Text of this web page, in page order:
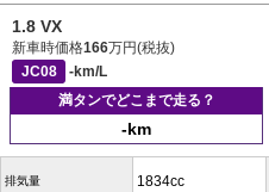
1.8 VX
新車時価格166万円(税抜)
JC08
-km/L
満タンでどこまで走る？
-km
排気量 1834cc